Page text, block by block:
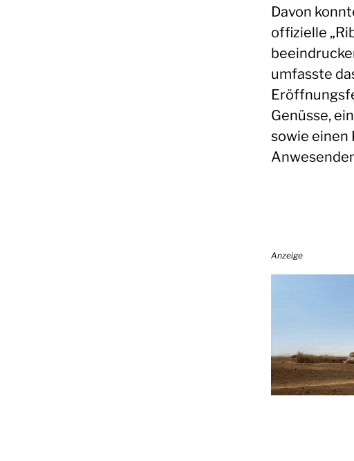
Davon
offizielle
umfasste
Genüsse,
sowie einen
Anzeige